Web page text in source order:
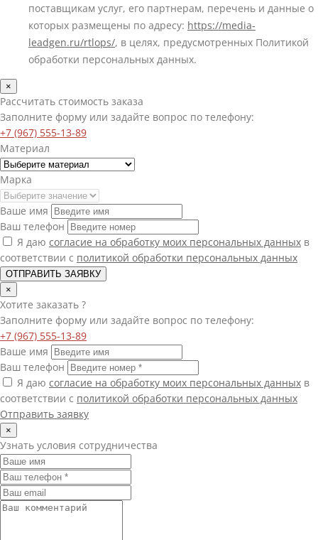
поставщикам услуг, его партнерам, перечень и данные о
которых размещены по адресу: https://media-
leadgen.ru/rtlops/, в целях, предусмотренных Политикой
обработки персональных данных.
×
Рассчитать стоимость заказа
Заполните форму или задайте вопрос по телефону:
+7 (967) 555-13-89
Материал
Марка
Ваше имя
Ваш телефон
Я даю согласие на обработку моих персональных данных в
соответствии с политикой обработки персональных данных
ОТПРАВИТЬ ЗАЯВКУ
×
Хотите заказать ?
Заполните форму или задайте вопрос по телефону:
+7 (967) 555-13-89
Ваше имя
Ваш телефон
Я даю согласие на обработку моих персональных данных в
соответствии с политикой обработки персональных данных
Отправить заявку
×
Узнать условия сотрудничества